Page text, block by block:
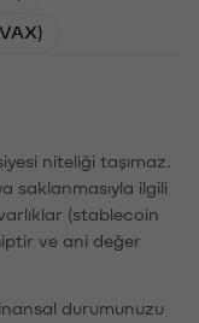
niteliği taşımaz.
saklanmasıyla ilgili
(stablecoin
ve ani değer
durumunuzu